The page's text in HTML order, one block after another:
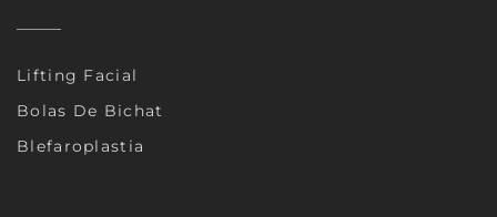
Lifting Facial
Bolas De Bichat
Blefaroplastia